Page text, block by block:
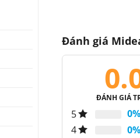
Đánh giá
ĐÁNH GIÁ
5 0%
4
0%